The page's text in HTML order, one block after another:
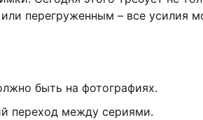
перегруженным – все усилия
быть на фотографиях.
переход между сериями.